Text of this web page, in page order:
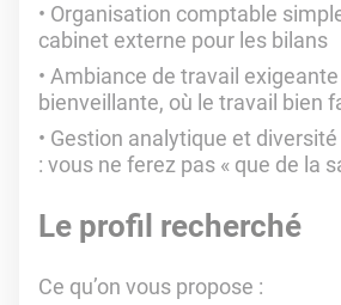
Organisation comptable
cabinet externe pour les bilans
Ambiance de travail
bienveillante, où le travail bien
Gestion analytique et
: vous ne ferez pas « que de la
Le profil recherché
Ce qu’on vous propose :